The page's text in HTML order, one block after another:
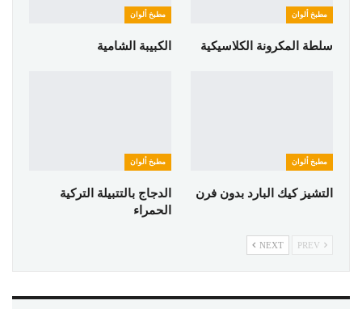
مطبخ ألوان
سلطة المكرونة الكلاسيكية
مطبخ ألوان
الكبيبة الشامية
مطبخ ألوان
التشيز كيك البارد بدون فرن
مطبخ ألوان
الدجاج بالتتبيلة التركية
الحمراء
NEXT